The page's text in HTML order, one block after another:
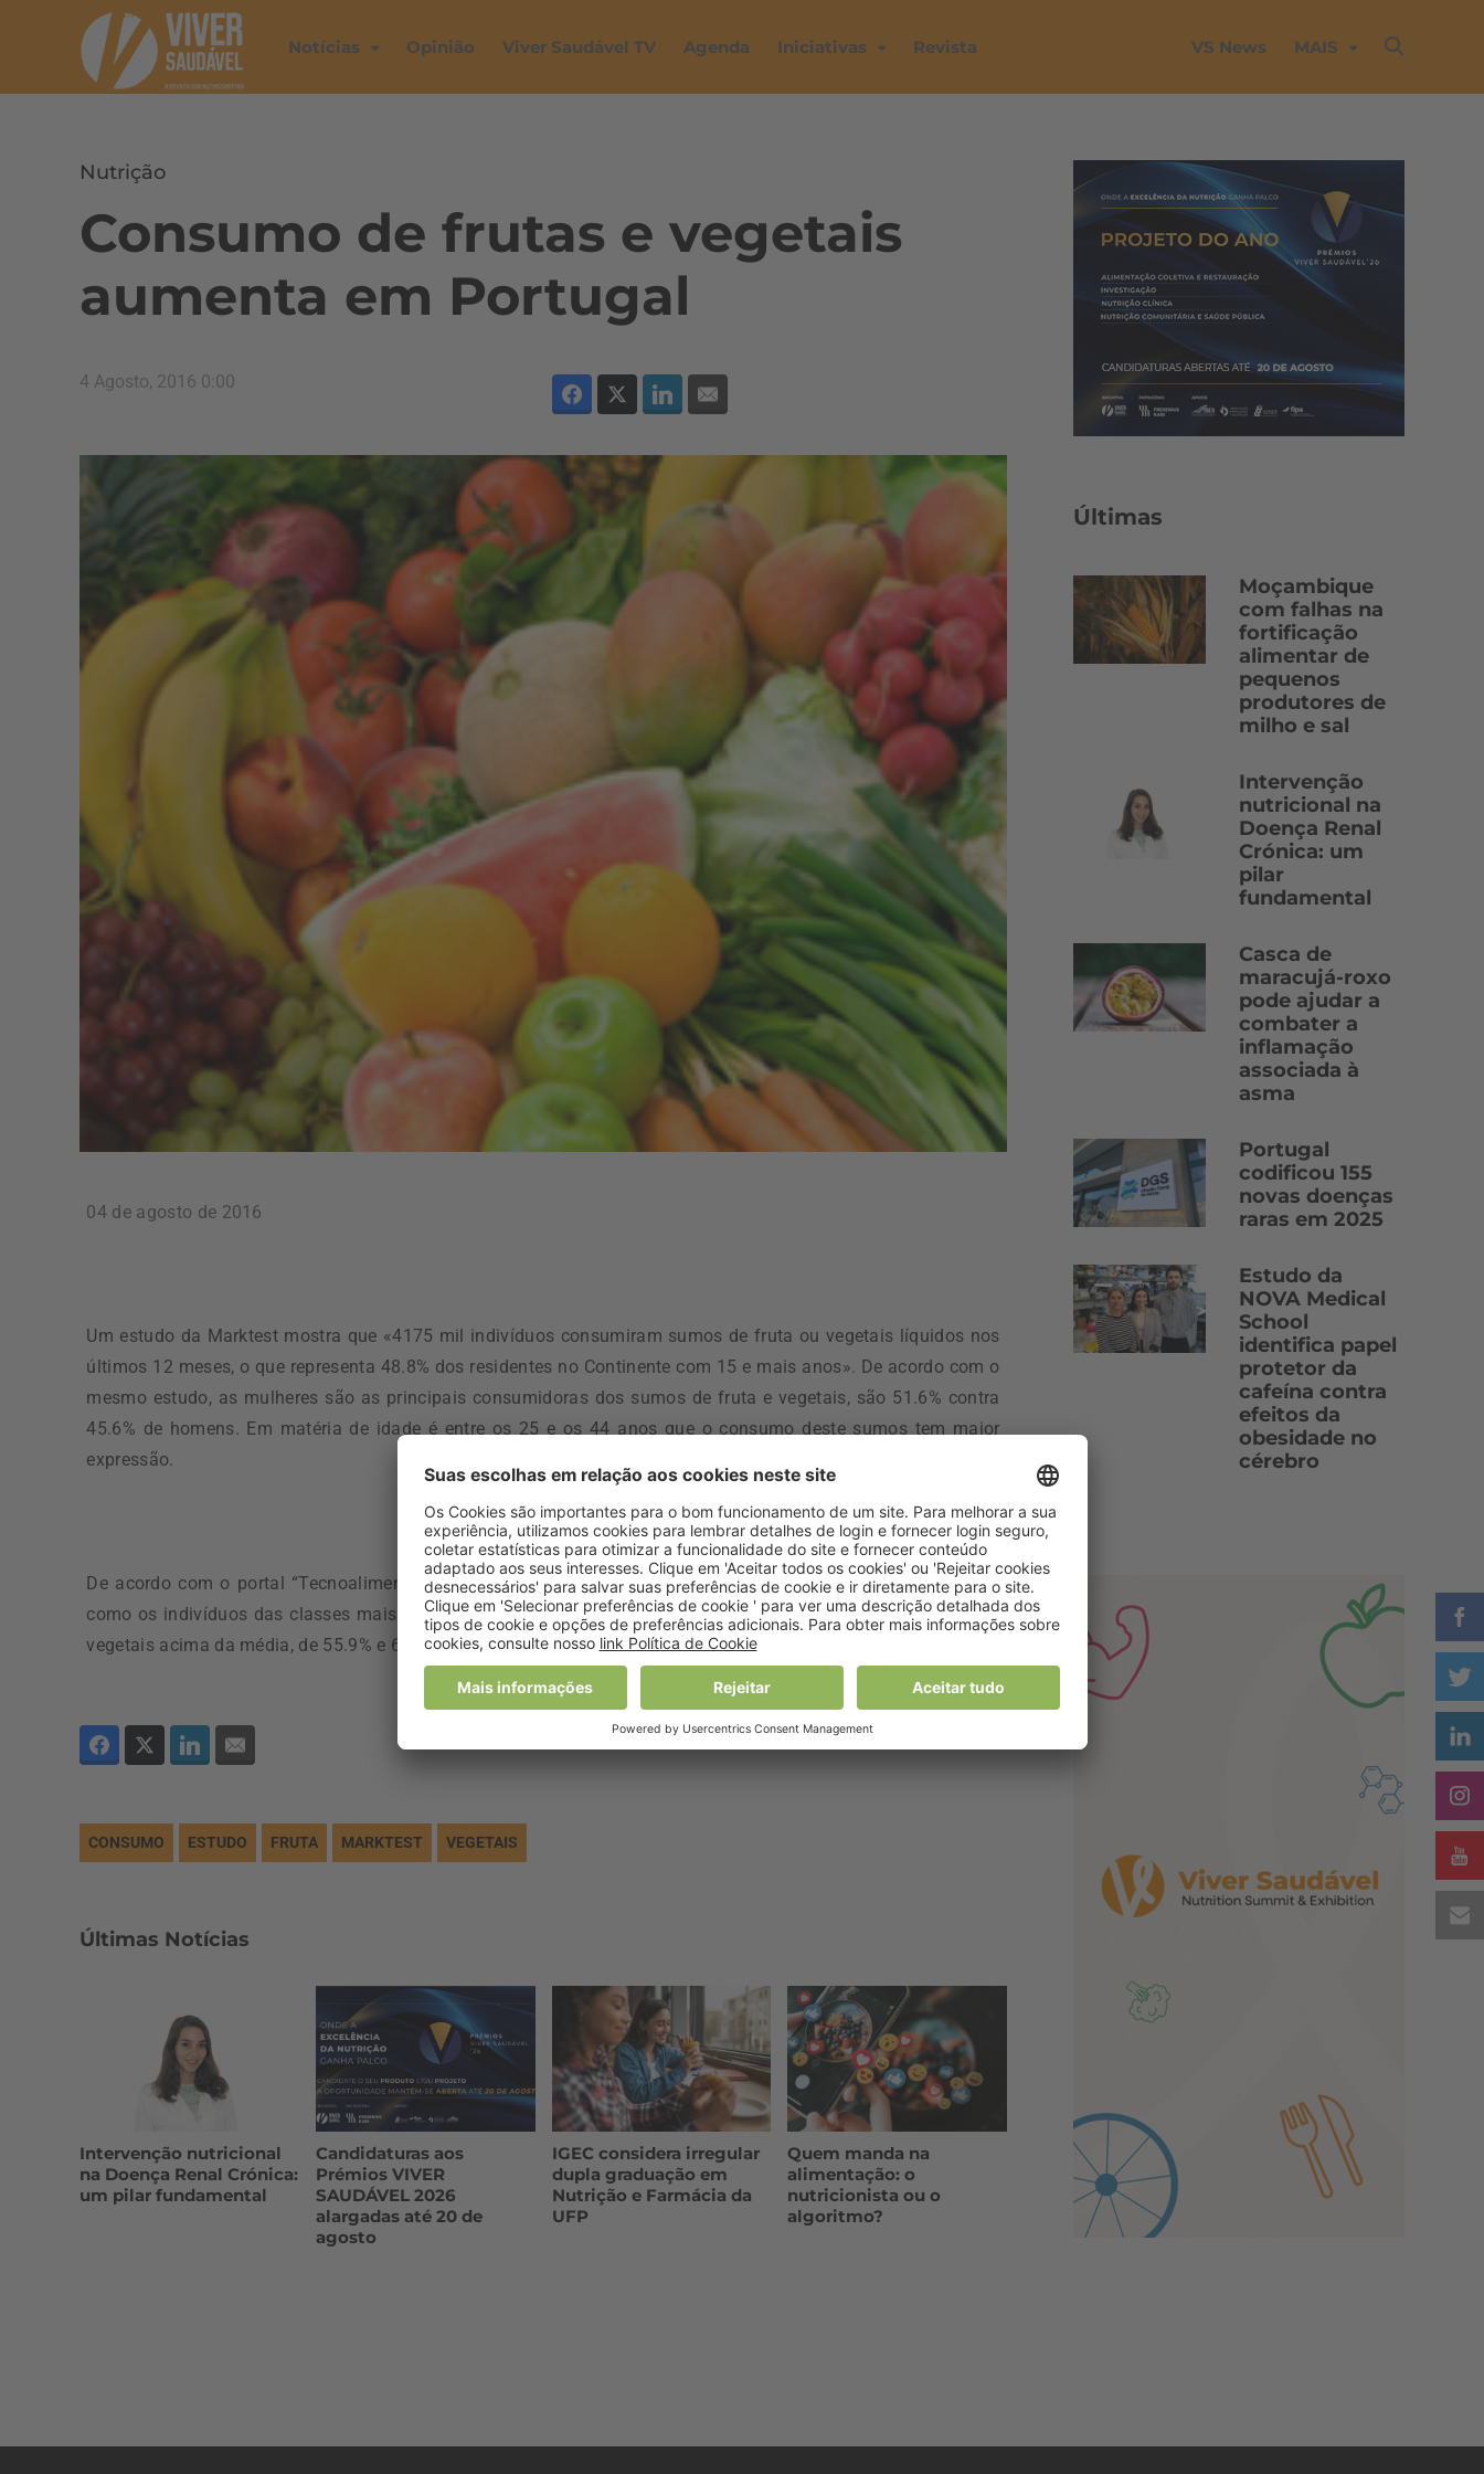
Notícias Opinião Viver Saudável TV Agenda Iniciativas Revista VS News MAIS
Nutrição
Consumo de frutas e vegetais
aumenta em Portugal
4 Agosto, 2016 0:00
04 de agosto de 2016
Um estudo da Marktest mostra que «4175 mil indivíduos consumiram sumos de fruta ou vegetais líquidos nos
últimos 12 meses, o que representa 48.8% dos residentes no Continente com 15 e mais anos». De acordo com o
mesmo estudo, as mulheres são as principais consumidoras dos sumos de fruta e vegetais, são 51.6% contra
45.6% de homens. Em matéria de idade é entre os 25 e os 44 anos que o consumo deste sumos tem maior
expressão.
De acordo com o portal “Tecnoalimentar”, o estudo indica ainda que «os residentes na Grande Lisboa, assim
como os indivíduos das classes mais elevadas também registam uma taxa de consumo de sumos de fruta ou
vegetais acima da média, de 55.9% e 60.8%, respetivamente».
CONSUMO ESTUDO FRUTA MARKTEST VEGETAIS
Últimas Notícias
Intervenção nutricional
na Doença Renal Crónica:
um pilar fundamental
Candidaturas aos
Prémios VIVER
SAUDÁVEL 2026
alargadas até 20 de
agosto
IGEC considera irregular
dupla graduação em
Nutrição e Farmácia da
UFP
Quem manda na
alimentação: o
nutricionista ou o
algoritmo?
Últimas
Moçambique
com falhas na
fortificação
alimentar de
pequenos
produtores de
milho e sal
Intervenção
nutricional na
Doença Renal
Crónica: um
pilar
fundamental
Casca de
maracujá-roxo
pode ajudar a
combater a
inflamação
associada à
asma
Portugal
codificou 155
novas doenças
raras em 2025
Estudo da
NOVA Medical
School
identifica papel
protetor da
cafeína contra
efeitos da
obesidade no
cérebro